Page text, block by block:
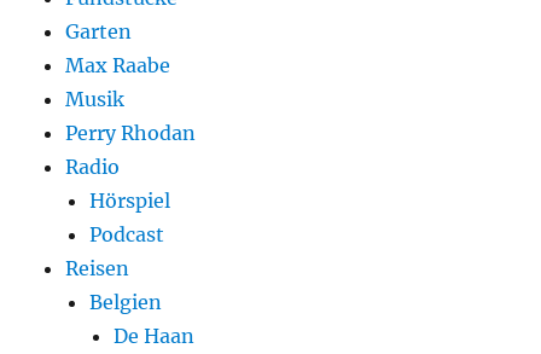
Garten
Max Raabe
Musik
Perry Rhodan
Radio
Hörspiel
Podcast
Reisen
Belgien
De Haan